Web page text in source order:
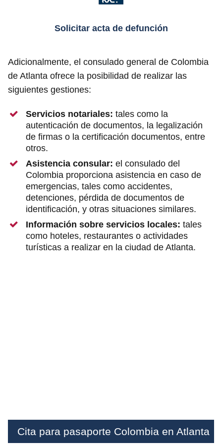
Solicitar acta de defunción
Adicionalmente, el consulado general de Colombia
de Atlanta ofrece la posibilidad de realizar las
siguientes gestiones:
Servicios notariales: tales como la
autenticación de documentos, la legalización
de firmas o la certificación documentos, entre
otros.
Asistencia consular: el consulado del
Colombia proporciona asistencia en caso de
emergencias, tales como accidentes,
detenciones, pérdida de documentos de
identificación, y otras situaciones similares.
Información sobre servicios locales: tales
como hoteles, restaurantes o actividades
turísticas a realizar en la ciudad de Atlanta.
Cita para pasaporte Colombia en Atlanta